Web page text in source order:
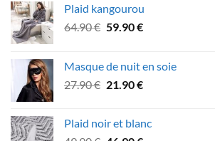
Plaid kangourou
64.90€ Le
était :
64.90 €.
59.90€Le
est :
59.90 €.
Masque de nuit en soie
27.90€ Le
était :
21.90€Le
est :
Plaid noir et blanc